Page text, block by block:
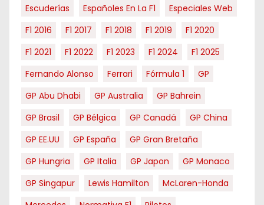
Escuderías
Españoles En La F1
Especiales Web
F1 2016
F1 2017 F1 2018 F1 2019
F1 2020
F1 2021
F1 2022 F1 2023 F1 2024
F1 2025
Fernando Alonso
Ferrari Fórmula 1
GP
GP Abu Dhabi
GP Australia
GP Bahrein
GP Brasil
GP Bélgica GP Canadá
GP China
GP EE.UU
GP España
GP Gran Bretaña
GP Hungria
GP Italia GP Japon
GP Monaco
GP Singapur
Lewis Hamilton
McLaren-Honda